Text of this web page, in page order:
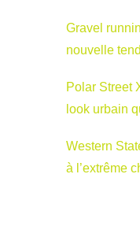
Gravel
nouvelle
Polar Street
look urbain
Western
à l’extrême